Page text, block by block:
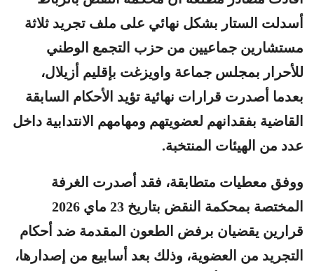
أسدلت الستار بشكل نهائي على ملف تجريد ثلاثة
مستشارين جماعيين من حزب التجمع الوطني
للأحرار بمجلس جماعة واويزغت بإقليم أزيلال،
بعدما أصدرت قرارات نهائية تؤيد الأحكام السابقة
القاضية بفقدانهم لعضويتهم ومهامهم الانتدابية داخل
عدد من الهيئات المنتخبة.
ووفق معطيات متطابقة، فقد أصدرت الغرفة
المختصة بمحكمة النقض بتاريخ 23 ماي 2026
قرارين يقضيان برفض الطعون المقدمة ضد أحكام
التجريد من العضوية، وذلك بعد أسابيع من إصدارها،